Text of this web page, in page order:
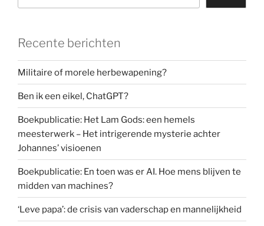
Recente berichten
Militaire of morele herbewapening?
Ben ik een eikel, ChatGPT?
Boekpublicatie: Het Lam Gods: een hemels
meesterwerk – Het intrigerende mysterie achter
Johannes’ visioenen
Boekpublicatie: En toen was er AI. Hoe mens blijven te
midden van machines?
‘Leve papa’: de crisis van vaderschap en mannelijkheid